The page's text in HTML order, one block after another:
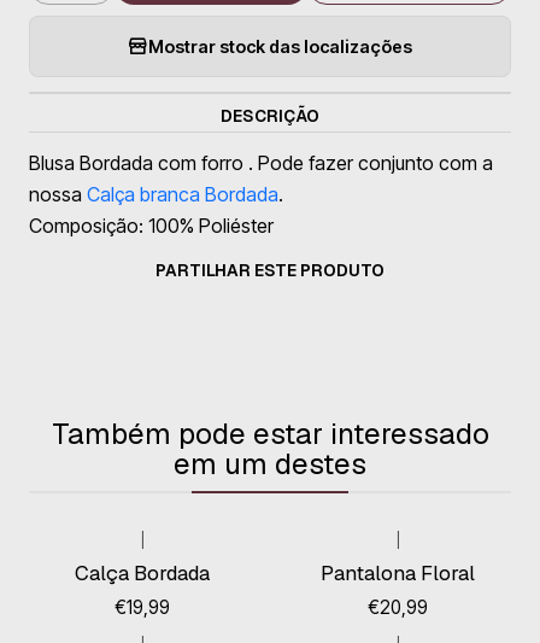
Mostrar stock das localizações
DESCRIÇÃO
Blusa Bordada com forro . Pode fazer conjunto com a
nossa Calça branca Bordada.
Composição: 100% Poliéster
PARTILHAR ESTE PRODUTO
Também pode estar interessado
em um destes
Calça Bordada
€19,99
Pantalona Floral
€20,99